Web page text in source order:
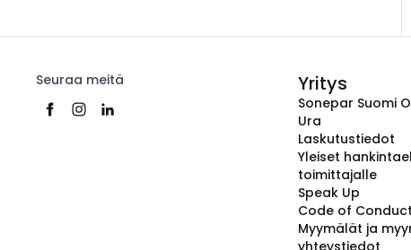
Seuraa meitä Yritys
Sonepar Suomi
Ura
Laskutustiedot
Yleiset
toimittajalle
Speak Up
Code of Conduct
Myymälät ja
yhteystiedot